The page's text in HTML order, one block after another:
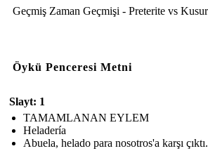
Geçmiş Zaman Geçmişi - Preterite vs
Öykü Penceresi Metni
Slayt: 1
TAMAMLANAN EYLEM
Heladería
Abuela, helado para nosotros'a karşı çıktı.